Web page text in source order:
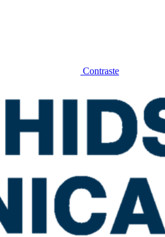
Contraste